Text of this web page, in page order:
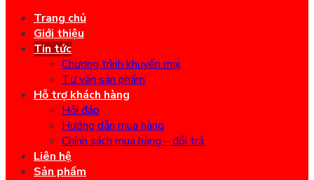
Trang chủ
Giới thiệu
Tin tức
Chương trình khuyến mại
Tư vấn sản phẩm
Hỗ trợ khách hàng
Hỏi đáp
Hướng dẫn mua hàng
Chính sách mua hàng – đổi trả
Liên hệ
Sản phẩm